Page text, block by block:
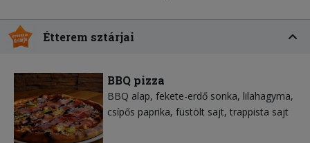
Étterem sztárjai
BBQ pizza
BBQ alap fekete-erdő sonka lilahagyma
csípős paprika füstölt sajt trappista sajt